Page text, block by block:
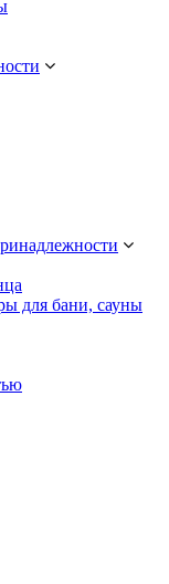
для бани, сауны